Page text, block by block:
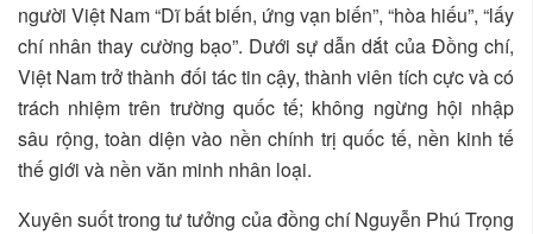
người Việt Nam “Dĩ bất biến, ứng vạn biến”, “hòa hiếu”, “lấy
chí nhân thay cường bạo”. Dưới sự dẫn dắt của Đồng chí,
Việt Nam trở thành đối tác tin cậy, thành viên tích cực và có
trách nhiệm trên trường quốc tế; không ngừng hội nhập
sâu rộng, toàn diện vào nền chính trị quốc tế, nền kinh tế
thế giới và nền văn minh nhân loại.
Xuyên suốt trong tư tưởng của đồng chí Nguyễn Phú Trọng